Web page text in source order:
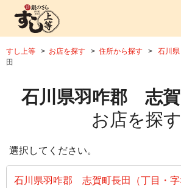
すし上等 お店を探す 住所から探す 石川県
田
石川県羽咋郡 志賀
お店を探す
選択してください。
石川県羽咋郡 志賀町長田（丁目・字